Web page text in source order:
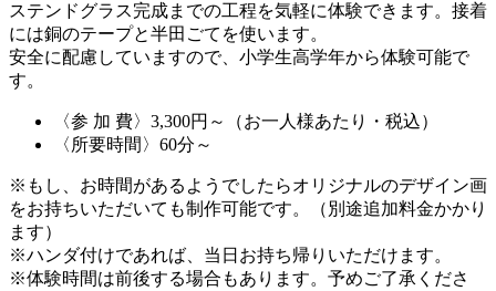
ステンドグラス完成までの工程を気軽に体験できます。接着
には銅のテープと半田ごてを使います。
安全に配慮していますので、小学生高学年から体験可能で
す。
〈参 加 費〉3,300円～（お一人様あたり・税込）
〈所要時間〉60分～
※もし、お時間があるようでしたらオリジナルのデザイン画
をお持ちいただいても制作可能です。（別途追加料金かかり
ます）
※ハンダ付けであれば、当日お持ち帰りいただけます。
※体験時間は前後する場合もあります。予めご了承くださ